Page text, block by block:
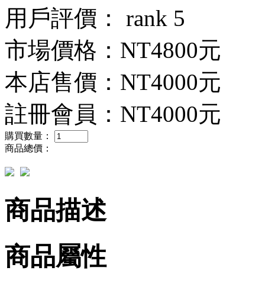
用戶評價：
市場價格： NT4800元
本店售價： NT4000元
註冊會員： NT4000元
購買數量：
商品總價：
商品描述
商品屬性